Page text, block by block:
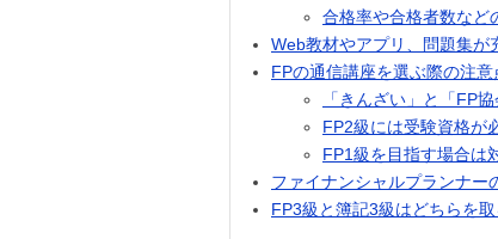
合格率や合格者数など
Web教材やアプリ、問題集が
FPの通信講座を選ぶ際の注意
「きんざい」と「FP
FP2級には受験資格が
FP1級を目指す場合は
ファイナンシャルプランナー
FP3級と簿記3級はどちらを取